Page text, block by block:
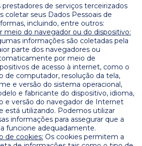
prestadores de serviços terceirizados
coletar seus Dados Pessoais de
incluindo, entre outros:
meio do navegador ou do dispositivo:
informações são coletadas pela
parte dos navegadores ou
por meio de
de acesso à internet, como o
de computador, resolução da tela,
e versão do sistema operacional,
e fabricante do dispositivo, idioma,
e versão do navegador de Internet
está utilizando. Podemos utilizar
informações para assegurar que a
funcione adequadamente.
de cookies: Os cookies permitem a